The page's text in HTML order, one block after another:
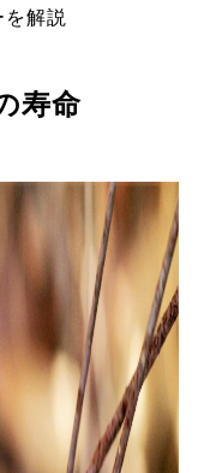
解説
寿命